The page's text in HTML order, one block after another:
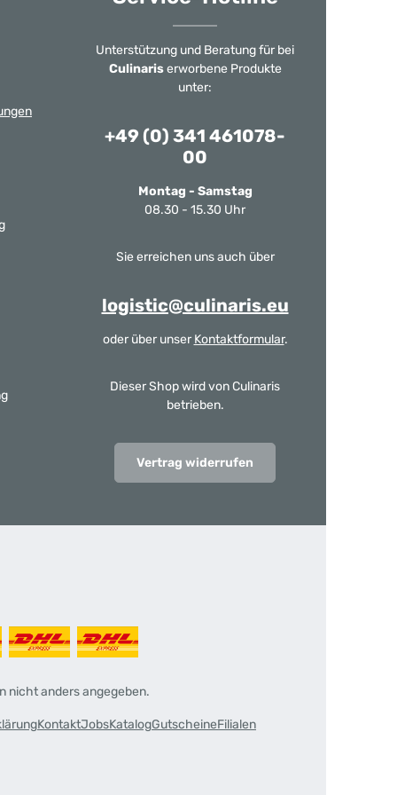
Unterstützung und Beratung für bei
Culinariserworbene Produkte
unter:
+49 (0) 341 461078-
00
Montag - Samstag
08.30 - 15.30 Uhr
Sie erreichen uns auch über
logistic@culinaris.eu
oder über unser Kontaktformular.
Dieser Shop wird von Culinaris
betrieben.
Vertrag widerrufen
nicht anders angegeben.
KontaktJobsKatalogGutscheineFilialen